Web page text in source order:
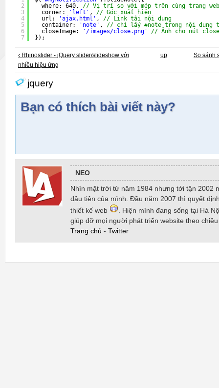
2
3
4
5
6
7
where: 640, // Vị trí so với mép trên cùng trang web
corner:
'left' , // Góc xuất hiện
url:
'ajax.html' , // Link tải nội dung
container:
'note' , // chỉ lấy #note trong nội dung
closeImage:
'/images/close.png'
// Ảnh cho nút close
});
‹ Rhinoslider - jQuery slider/slideshow với
nhiều hiệu ứng
up So sánh
jquery
Bạn có thích bài viết này?
NEO
Nhìn mặt trời từ năm 1984 nhưng tới tận 2002
đầu tiên của mình. Đầu năm 2007 thì quyết
thiết kế web
. Hiện mình đang sống tại Hà
giúp đỡ mọi người phát triển website theo
Trang chủ - Twitter